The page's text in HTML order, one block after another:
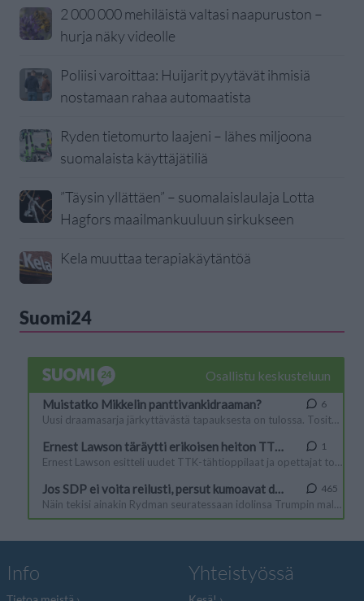
2 000 000 mehiläistä valtasi naapuruston –
hurja näky videolle
Poliisi varoittaa: Huijarit pyytävät ihmisiä
nostamaan rahaa automaatista
Ryden tietomurto laajeni – lähes miljoona
suomalaista käyttäjätiliä
”Täysin yllättäen” – suomalaislaulaja Lotta
Hagfors maailmankuuluun sirkukseen
Kela muuttaa terapiakäytäntöä
Suomi24
Info Yhteistyössä